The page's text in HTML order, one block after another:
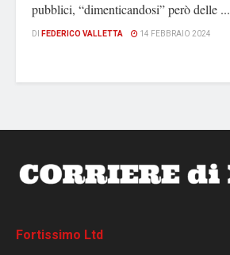
pubblici, “dimenticandosi” però delle ...
DI FEDERICO VALLETTA 14 FEBBRAIO 2024
Fortissimo Ltd